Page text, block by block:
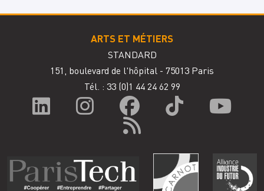
ARTS ET MÉTIERS
STANDARD
151, boulevard de l'hôpital - 75013 Paris
Tél. : 33 (0)1 44 24 62 99